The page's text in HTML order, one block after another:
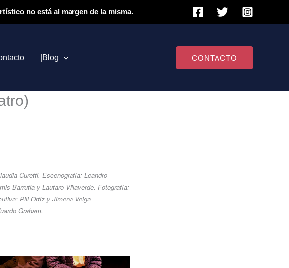
no está al margen de la misma.
|Blog CONTACTO
Curetti. Escenografía: Leandro
Barrutia y Lautaro Villaverde. Fotografía:
Pili Ortiz y Jimena Veiga.
Graham.